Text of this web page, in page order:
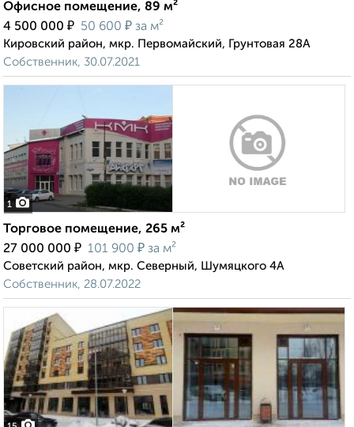
Офисное помещение, 89 м²
4 500 000 ₽ 50 600 ₽ за м²
Кировский район, мкр. Первомайский, Грунтовая 28А
Собственник, 30.07.2021
1
Торговое помещение, 265 м²
27 000 000 ₽ 101 900 ₽ за м²
Советский район, мкр. Северный, Шумяцкого 4А
Собственник, 28.07.2022